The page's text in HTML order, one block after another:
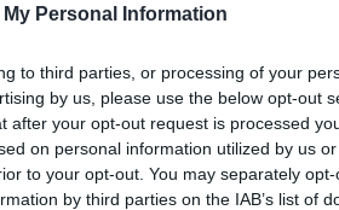
Personal Information
to third parties, or processing of your
by us, please use the below opt-out
after your opt-out request is processed
on personal information utilized by us
to your opt-out. You may separately
by third parties on the IAB’s list of
CC 2026 27.9.1
Acrobat
Pro 2026.001.21771 Cleamio 3.4.0
- Track All Markets CleanMyMac X